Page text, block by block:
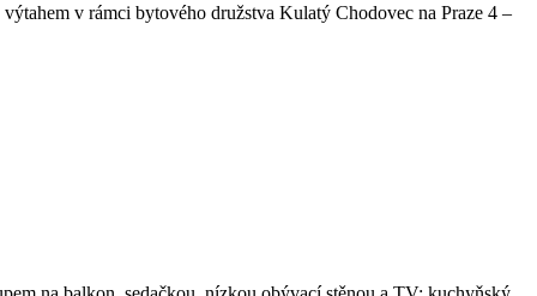
v rámci bytového družstva Kulatý Chodovec na Praze 4 –